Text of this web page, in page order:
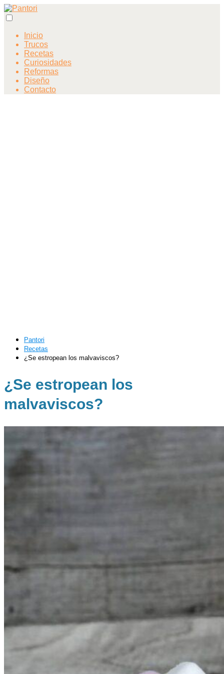
Inicio
Trucos
Recetas
Curiosidades
Reformas
Diseño
Contacto
Pantori
Recetas
¿Se estropean los malvaviscos?
¿Se estropean los
malvaviscos?